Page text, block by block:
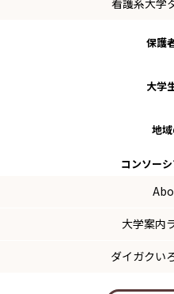
看護系大学
保護
大学
地
コンソー
大学案内
ダイガクい